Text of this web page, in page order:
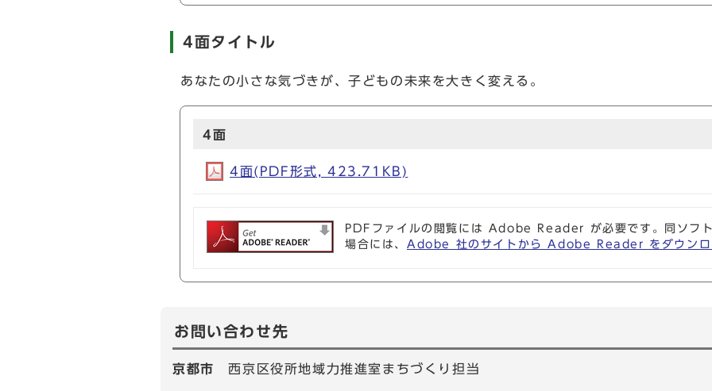
4面タイトル
あなたの小さな気づきが、子どもの未来を大きく変える。
4面
4面(PDF形式, 423.71KB)
PDFファイルの閲覧には Adobe Reader が必要です。同ソフ
場合には、 Adobe 社のサイトから Adobe Reader をダウンロ
お問い合わせ先
京都市西京区役所地域力推進室まちづくり担当